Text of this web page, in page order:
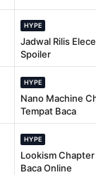
HYPE
Jadwal Rilis
Spoiler
HYPE
Nano Machine
Tempat Baca
HYPE
Lookism Chapter
Baca Online